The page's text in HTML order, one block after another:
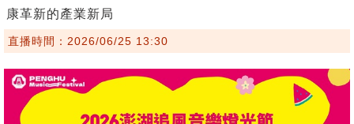
康革新的產業新局
直播時間：2026/06/25 13:30